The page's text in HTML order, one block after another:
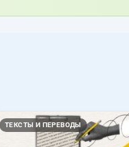
ТЕКСТЫ И ПЕРЕВОДЫ